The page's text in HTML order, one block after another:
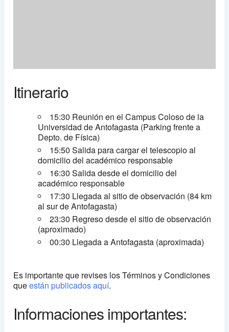
Itinerario
15:30 Reunión en el Campus Coloso de la
Universidad de Antofagasta (Parking frente a
Depto. de Física)
15:50 Salida para cargar el telescopio al
domicilio del académico responsable
16:30 Salida desde el domicilio del
académico responsable
17:30 Llegada al sitio de observación (84 km
al sur de Antofagasta)
23:30 Regreso desde el sitio de observación
(aproximado)
00:30 Llegada a Antofagasta (aproximada)
Es importante que revises los Términos y Condiciones
queestán publicados aquí.
Informaciones importantes: